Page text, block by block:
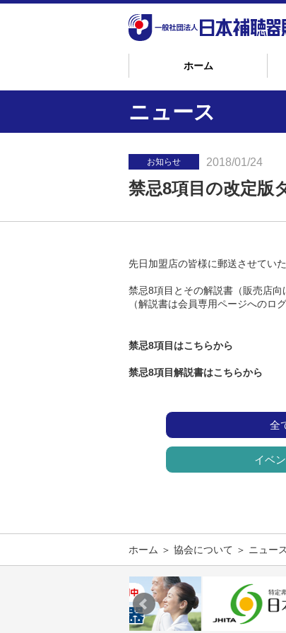
ホーム
ニュース
お知らせ 2018/01/24
禁忌8項目の改定版
先日加盟店の皆様に郵送させてい
禁忌8項目とその解説書（販売店向
（解説書は会員専用ページへのロ
禁忌8項目はこちらから
禁忌8項目解説書はこちらから
全
イベ
ホーム ＞ 協会について ＞ ニュース